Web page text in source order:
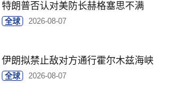
特朗普否认对美防长赫格塞思不满
全球 2026-08-07
伊朗拟禁止敌对方通行霍尔木兹海峡
全球 2026-08-07